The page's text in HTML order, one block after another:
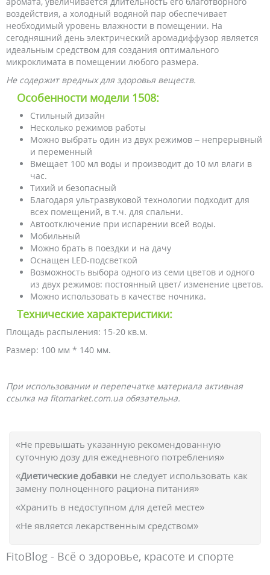
воздействия, а холодный водяной пар обеспечивает
необходимый уровень влажности в помещении. На
сегодняшний день электрический аромадиффузор является
идеальным средством для создания оптимального
микроклимата в помещении любого размера.
Не содержит вредных для здоровья веществ.
Особенности модели 1508:
Стильный дизайн
Несколько режимов работы
Можно выбрать один из двух режимов – непрерывный
и переменный
Вмещает 100 мл воды и производит до 10 мл влаги в
час.
Тихий и безопасный
Благодаря ультразвуковой технологии подходит для
всех помещений, в т.ч. для спальни.
Автоотключение при испарении всей воды.
Мобильный
Можно брать в поездки и на дачу
Оснащен LED-подсветкой
Возможность выбора одного из семи цветов и одного
из двух режимов: постоянный цвет/ изменение цветов.
Можно использовать в качестве ночника.
Технические характеристики:
Площадь распыления: 15-20 кв.м.
Размер: 100 мм * 140 мм.
При использовании и перепечатке материала активная
ссылка на fitomarket.com.ua обязательна.
«Не превышать указанную рекомендованную
суточную дозу для ежедневного потребления»
«Диетические добавки не следует использовать как
замену полноценного рациона питания»
«Хранить в недоступном для детей месте»
«Не является лекарственным средством»
FitoBlog - Всё о здоровье, красоте и спорте